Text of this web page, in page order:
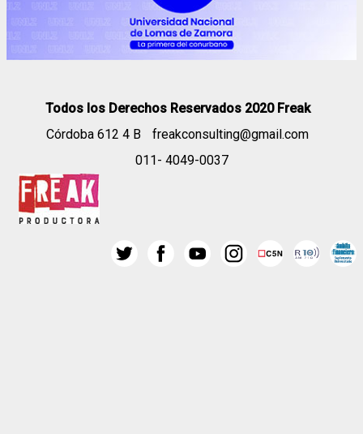
Todos los Derechos Reservados 2020 Freak
Córdoba 612 4 B
freakconsulting@gmail.com
011- 4049-0037